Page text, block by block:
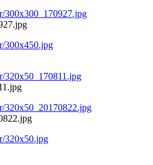
300x300_170927.jpg
300x450.jpg
320x50_170811.jpg
320x50_20170822.jpg
320x50.jpg